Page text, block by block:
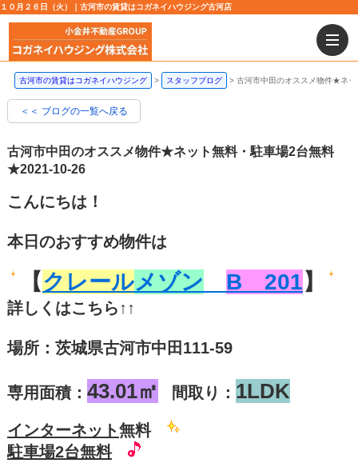
１０月２６日（火）｜古河市の賃貸はコガネイハウジング古河店
古河市の賃貸はコガネイハウジング スタッフブログ 古河市中田のオススメ物件★ネ
＜＜ ブログの一覧へ戻る
古河市中田のオススメ物件★ネット無料・駐車場2台無料
★2021-10-26
こんにちは！
本日のおすすめ物件は
【クレールメゾン B 201】
詳しくはこちら↑↑
場所：茨城県古河市中田111-59
専用面積： 43.01㎡ 間取り： 1LDK
インターネット無料
駐車場2台無料